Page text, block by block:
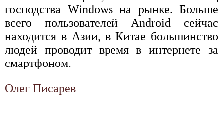
господства Windows на рынке. Больше
всего пользователей Android сейчас
находится в Азии, в Китае большинство
людей проводит время в интернете за
смартфоном.
Олег Писарев